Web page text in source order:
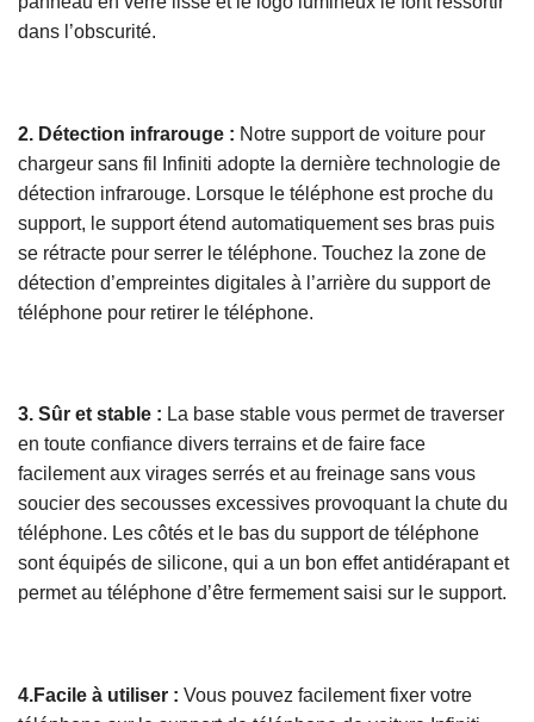
dans l’obscurité.
2. Détection infrarouge : Notre support de voiture pour
chargeur sans fil Infiniti adopte la dernière technologie de
détection infrarouge. Lorsque le téléphone est proche du
support, le support étend automatiquement ses bras puis
se rétracte pour serrer le téléphone. Touchez la zone de
détection d’empreintes digitales à l’arrière du support de
téléphone pour retirer le téléphone.
3. Sûr et stable : La base stable vous permet de traverser
en toute confiance divers terrains et de faire face
facilement aux virages serrés et au freinage sans vous
soucier des secousses excessives provoquant la chute du
téléphone. Les côtés et le bas du support de téléphone
sont équipés de silicone, qui a un bon effet antidérapant et
permet au téléphone d’être fermement saisi sur le support.
4.Facile à utiliser : Vous pouvez facilement fixer votre